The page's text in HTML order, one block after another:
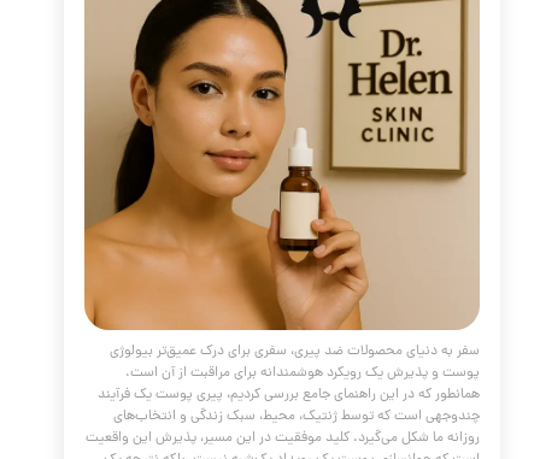
/* V2 - Enhanced CSS Styles for the Brow Lift Article */
NEW COLOR PALETTE --- */ :root { --primary-teal:
Deep, elegant teal for headings and accents */ --
#D4AF37; /* A classic, rich gold for borders and
soft-peach: #F5CBA7; /* A softer accent for hover
text-dark: #34495E; /* Dark slate blue for main text -
ترین تکنولوژی های پوست و زیبایی
مقالات ،پوست و مو ، سلول های بنیادی، PRP،
مزوتراپی،اگزوزوم،جوانسازی، فیلر ، لیفتینگ ، مزو میکرونیدلینگ